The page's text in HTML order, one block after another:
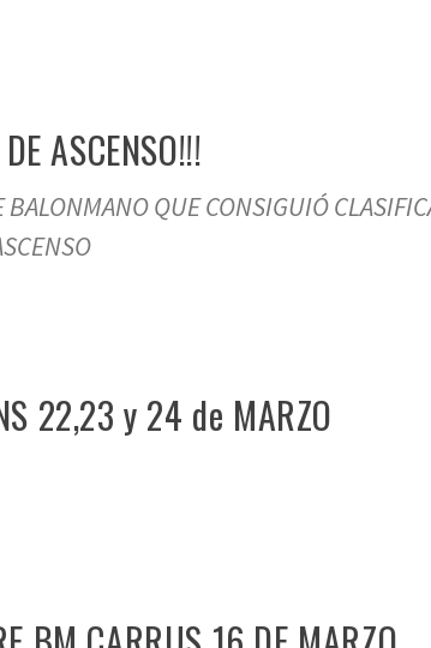
ASCENSO!!!
QUE CONSIGUIÓ
22,23 y 24 de MARZO